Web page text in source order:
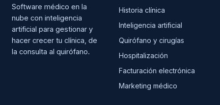
Software médico en la
nube con inteligencia
artificial para gestionar y
hacer crecer tu clínica, de
la consulta al quirófano.
Historia clínica
Inteligencia artificial
Quirófano y cirugías
Hospitalización
Facturación electrónica
Marketing médico